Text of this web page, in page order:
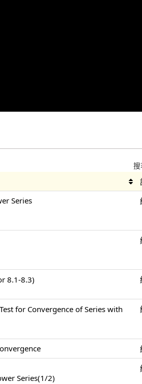
搜
Series
8.1-8.3)
for Convergence of Series with
Series(1/2)